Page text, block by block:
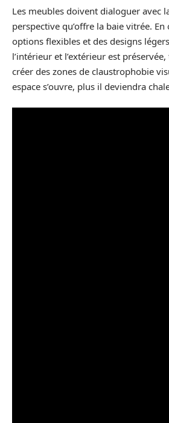
Les meubles doivent dialoguer avec
perspective qu’offre la baie vitrée.
options flexibles et des designs
l’intérieur et l’extérieur est
créer des zones de claustrophobie
espace s’ouvre, plus il deviendra